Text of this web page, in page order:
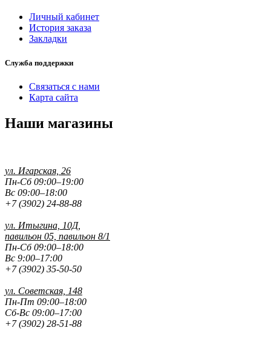
Личный кабинет
История заказа
Закладки
Служба поддержки
Связаться с нами
Карта сайта
Наши магазины
ул. Игарская, 26
Пн-Сб 09:00–19:00
Вс 09:00–18:00
+7 (3902) 24-88-88
ул. Итыгина, 10Д,
павильон 05, павильон 8/1
Пн-Сб 09:00–18:00
Вс 9:00–17:00
+7 (3902) 35-50-50
ул. Советская, 148
Пн-Пт 09:00–18:00
Сб-Вс 09:00–17:00
+7 (3902) 28-51-88